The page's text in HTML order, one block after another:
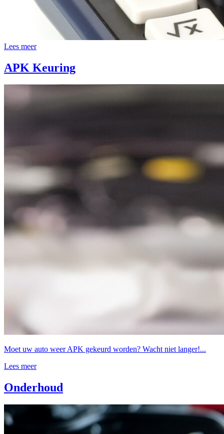
Lees meer
APK Keuring
Moet uw auto weer APK gekeurd worden? Wacht niet langer!...
Lees meer
Onderhoud